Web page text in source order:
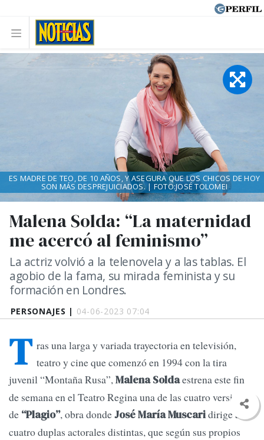
PERSONAJES | 04-06-2023 07:04
Malena Solda: “La maternidad
me acercó al feminismo”
La actriz volvió a la telenovela y a las tablas. El
agobio de la fama, su mirada feminista y su
formación en Londres.
ES MADRE DE TEO, DE 10 AÑOS, Y ASEGURA QUE LOS CHICOS DE HOY
SON MÁS DESPREJUICIADOS. | FOTO:JOSÉ TOLOMEI
T ras una larga y variada trayectoria en televisión,
teatro y cine que comenzó en 1994 con la tira
juvenil “Montaña Rusa”,Malena Soldaestrena este fin
de semana en el Teatro Regina una de las cuatro versiones
de “Plagio”, obra dondeJosé María Muscaridirige a
cuatro duplas actorales distintas, que según sus propios